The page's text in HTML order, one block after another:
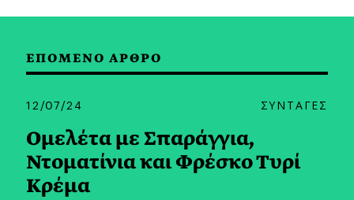
ΕΠΟΜΕΝΟ ΑΡΘΡΟ
12/07/24 ΣΥΝΤΑΓΕΣ
Ομελέτα με Σπαράγγια,
Ντοματίνια και Φρέσκο Τυρί
Κρέμα